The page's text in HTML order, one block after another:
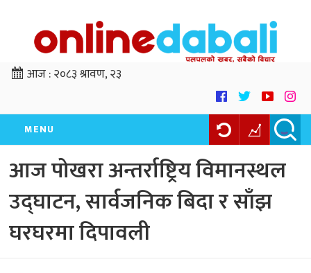
आज :२०८३ श्रावण, २३
MENU
आज पोखरा अन्तर्राष्ट्रिय विमानस्थल
उद्घाटन, सार्वजनिक बिदा र साँझ
घरघरमा दिपावली